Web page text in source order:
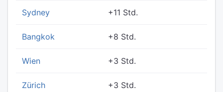
Sydney +11 Std.
Bangkok +8 Std.
Wien +3 Std.
Zürich +3 Std.